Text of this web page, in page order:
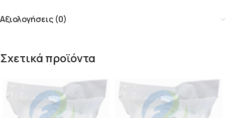
Αξιολογήσεις (0)
Σχετικά προϊόντα